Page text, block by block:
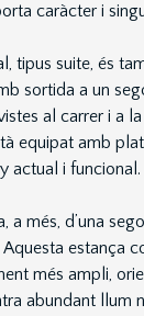
caràcter i
tipus suite, és
sortida a un
al carrer i a la
equipat amb
actual i funcional.
a més, d’una
estança
més ampli,
abundant llum